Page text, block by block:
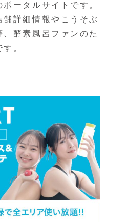
ータルサイトです。
舗詳細情報やこうそぶ
、酵素風呂ファンのた
。